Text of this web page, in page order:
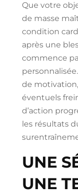
Que votre
de masse
condition
après une
commence
de
éventuels
d’action
les résultats
UNE
UNE